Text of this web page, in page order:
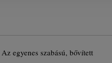
egyenes szabású, bővített